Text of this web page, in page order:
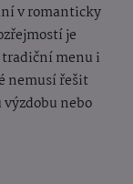
v romanticky
je
menu i
nemusí řešit
nebo